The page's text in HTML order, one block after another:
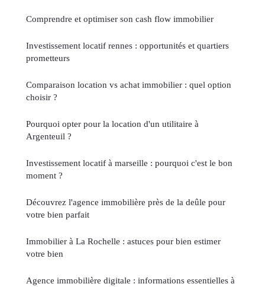
Comprendre et optimiser son cash flow immobilier
Investissement locatif rennes : opportunités et quartiers
prometteurs
Comparaison location vs achat immobilier : quel option
choisir ?
Pourquoi opter pour la location d'un utilitaire à
Argenteuil ?
Investissement locatif à marseille : pourquoi c'est le bon
moment ?
Découvrez l'agence immobilière près de la deûle pour
votre bien parfait
Immobilier à La Rochelle : astuces pour bien estimer
votre bien
Agence immobilière digitale : informations essentielles à